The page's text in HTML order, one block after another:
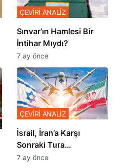
Sınvar’ın Hamlesi Bir
İntihar Mıydı?
ÇEVİRİ ANALİZ
7 ay önce
İsrail, İran’a Karşı
Sonraki Tura
Hazırlanıyor
ÇEVİRİ ANALİZ
7 ay önce